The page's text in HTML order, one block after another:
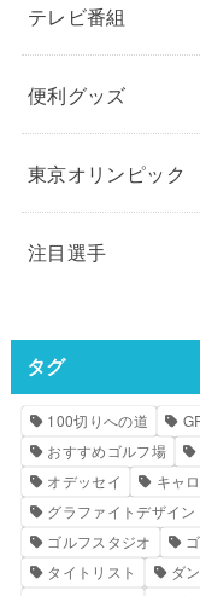
テレビ番組
便利グッズ
東京オリンピック
注目選手
タグ
100切りへの道
おすすめゴルフ場
オデッセイ
キャ
グラファイトデザイン
ゴルフスタジオ
タイトリスト
ダ